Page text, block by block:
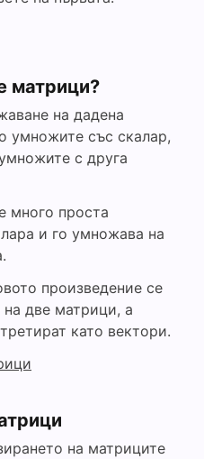
матрици?
на дадена
умножите със скалар,
с друга
много проста
и го умножава на
произведение се
две матрици, а
като вектори.
на матриците